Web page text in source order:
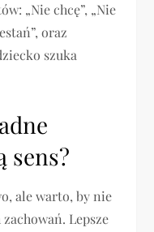
„Nie chcę”, „Nie
oraz
szuka
sens?
ale warto, by nie
Lepsze